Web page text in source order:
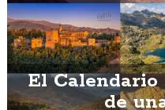
El Calendario
de